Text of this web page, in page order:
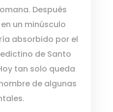
Después
un minúsculo
absorbido por el
de Santo
tan solo queda
de algunas